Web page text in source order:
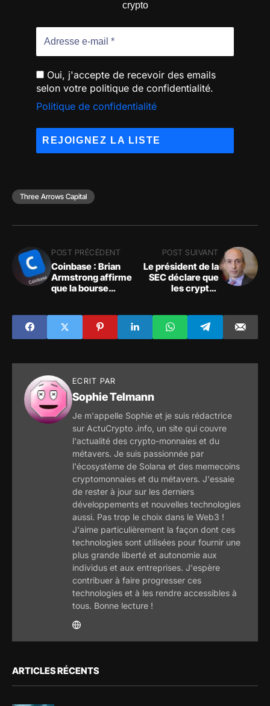
crypto
Oui, j'accepte de recevoir des emails
selon votre politique de confidentialité.
Politique de confidentialité
Three Arrows Capital
POST PRÉCÉDENT
Coinbase : Brian
Armstrong affirme
que la bourse
les abonnements
POST SUIVANT
Le président de la
SEC déclare que
les crypto-
traitées de la
même manière que
les autres marchés
ECRIT PAR
Sophie Telmann
Je m'appelle Sophie et je suis rédactrice
sur ActuCrypto .info, un site qui couvre
l'actualité des crypto-monnaies et du
métavers. Je suis passionnée par
l'écosystème de Solana et des memecoins
cryptomonnaies et du métavers. J'essaie
de rester à jour sur les derniers
développements et nouvelles technologies
aussi. Pas trop le choix dans le Web3 !
J'aime particulièrement la façon dont ces
technologies sont utilisées pour fournir une
plus grande liberté et autonomie aux
individus et aux entreprises. J'espère
contribuer à faire progresser ces
technologies et à les rendre accessibles à
tous. Bonne lecture !
ARTICLES RÉCENTS